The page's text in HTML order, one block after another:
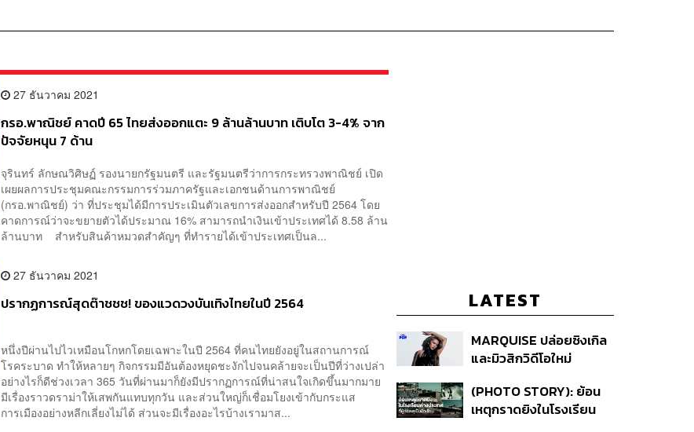
27 ธันวาคม 2021
กรอ.พาณิชย์ คาดปี 65 ไทยส่งออกแตะ 9 ล้านล้านบาท เติบโต 3-4% จาก
ปัจจัยหนุน 7 ด้าน
จุรินทร์ ลักษณวิศิษฏ์ รองนายกรัฐมนตรี และรัฐมนตรีว่าการกระทรวงพาณิชย์ เปิด
เผยผลการประชุมคณะกรรมการร่วมภาครัฐและเอกชนด้านการพาณิชย์
(กรอ.พาณิชย์) ว่า ที่ประชุมได้มีการประเมินตัวเลขการส่งออกสำหรับปี 2564 โดย
คาดการณ์ว่าจะขยายตัวได้ประมาณ 16% สามารถนำเงินเข้าประเทศได้ 8.58 ล้าน
ล้านบาท สำหรับสินค้าหมวดสำคัญๆ ที่ทำรายได้เข้าประเทศเป็นล...
27 ธันวาคม 2021
ปรากฏการณ์สุดต๊าชชช! ของแวดวงบันเทิงไทยในปี 2564
หนึ่งปีผ่านไปไวเหมือนโกหกโดยเฉพาะในปี 2564 ที่คนไทยยังอยู่ในสถานการณ์
โรคระบาด ทำให้หลายๆ กิจกรรมมีอันต้องหยุดชะงักไปจนคล้ายจะเป็นปีที่ว่างเปล่า
อย่างไรก็ดีช่วงเวลา 365 วันที่ผ่านมาก็ยังมีปรากฏการณ์ที่น่าสนใจเกิดขึ้นมากมาย
มีเรื่องราวดราม่าให้เสพกันแทบทุกวัน และส่วนใหญ่ก็เชื่อมโยงเข้ากับกระแส
การเมืองอย่างหลีกเลี่ยงไม่ได้ ส่วนจะมีเรื่องอะไรบ้างเรามาส...
LATEST
MARQUISE ปล่อยซิงเกิล
และมิวสิกวิดีโอใหม่
สัมพันธ์สุด Toxic
(PHOTO STORY): ย้อน
เหตุกราดยิงในโรงเรียน